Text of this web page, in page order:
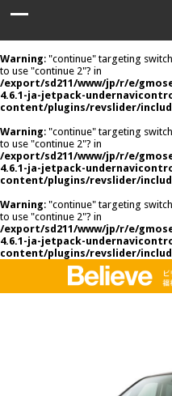
Warning: "continue" targeting
to use "continue 2"? in
/export/sd211/www/jp/r/e/
4.6.1-ja-jetpack-
content/plugins/revslider/
Warning: "continue" targeting
to use "continue 2"? in
/export/sd211/www/jp/r/e/
4.6.1-ja-jetpack-
content/plugins/revslider/
Warning: "continue" targeting
to use "continue 2"? in
/export/sd211/www/jp/r/e/
4.6.1-ja-jetpack-
content/plugins/revslider/